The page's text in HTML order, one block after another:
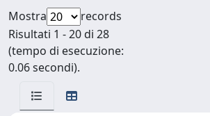
Mostra
records
Risultati 1 - 20 di 28
(tempo di esecuzione:
0.06 secondi).